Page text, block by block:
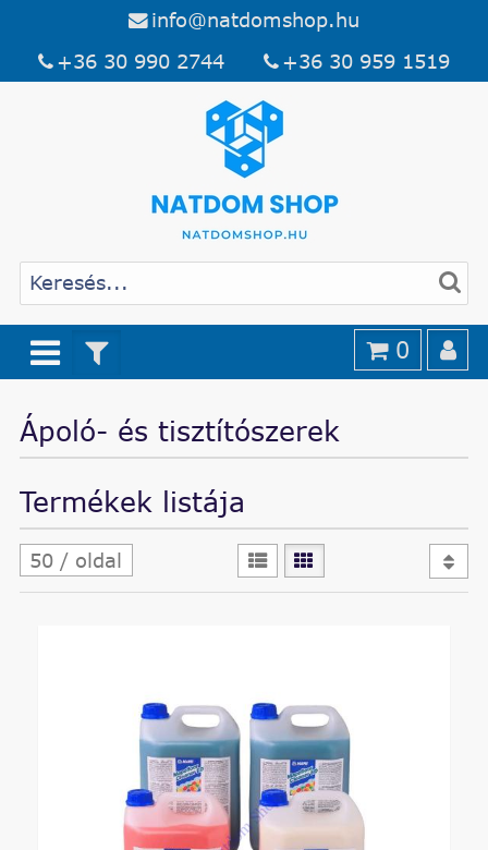
info@natdomshop.hu
+36 30 990 2744
+36 30 959 1519
0
Ápoló- és tisztítószerek
Termékek listája
50 / oldal